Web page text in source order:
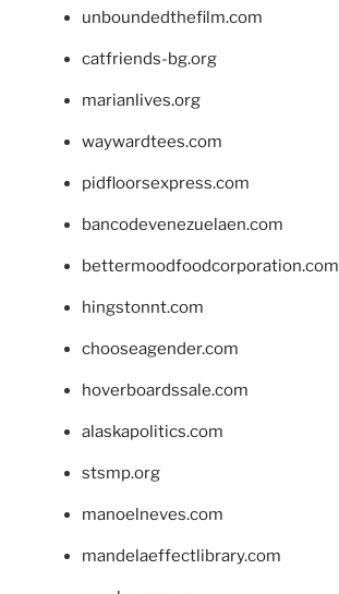
unboundedthefilm.com
catfriends-bg.org
marianlives.org
waywardtees.com
pidfloorsexpress.com
bancodevenezuelaen.com
bettermoodfoodcorporation.com
hingstonnt.com
chooseagender.com
hoverboardssale.com
alaskapolitics.com
stsmp.org
manoelneves.com
mandelaeffectlibrary.com